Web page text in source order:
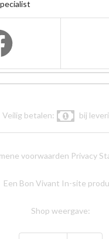
Veilig betalen: bij
voorwaarden Privacy
Een Bon Vivant In-site
Shop weergave: